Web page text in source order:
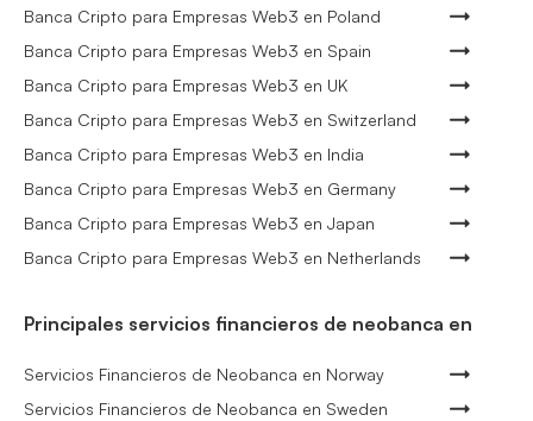
Banca Cripto para Empresas Web3 en Poland
Banca Cripto para Empresas Web3 en Spain
Banca Cripto para Empresas Web3 en UK
Banca Cripto para Empresas Web3 en Switzerland
Banca Cripto para Empresas Web3 en India
Banca Cripto para Empresas Web3 en Germany
Banca Cripto para Empresas Web3 en Japan
Banca Cripto para Empresas Web3 en Netherlands
Principales servicios financieros de neobanca en
Servicios Financieros de Neobanca en Norway
Servicios Financieros de Neobanca en Sweden